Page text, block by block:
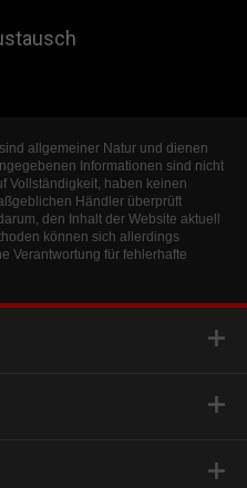
allgemeiner Natur und dienen
Informationen sind nicht
Vollständigkeit, haben keinen
Händler überprüft
den Inhalt der Website aktuell
können sich allerdings
Verantwortung für fehlerhafte